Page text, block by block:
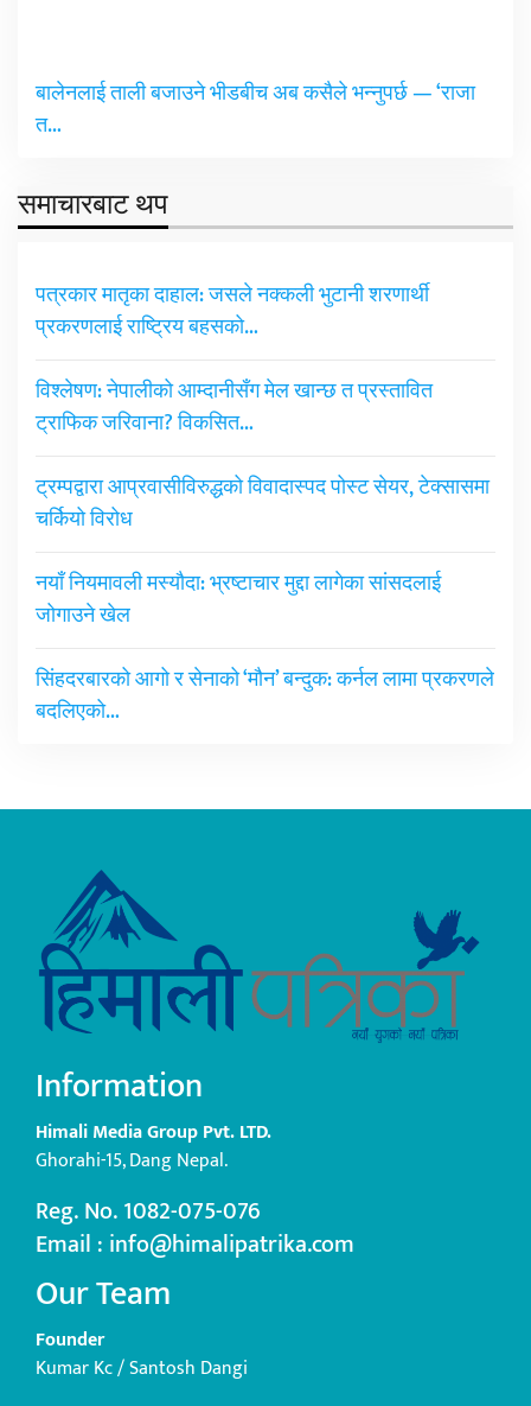
बालेनलाई ताली बजाउने भीडबीच अब कसैले भन्नुपर्छ — ‘राजा
त…
समाचारबाट थप
पत्रकार मातृका दाहाल: जसले नक्कली भुटानी शरणार्थी
प्रकरणलाई राष्ट्रिय बहसको…
विश्लेषण: नेपालीको आम्दानीसँग मेल खान्छ त प्रस्तावित
ट्राफिक जरिवाना? विकसित…
ट्रम्पद्वारा आप्रवासीविरुद्धको विवादास्पद पोस्ट सेयर, टेक्सासमा
चर्कियो विरोध
नयाँ नियमावली मस्यौदा: भ्रष्टाचार मुद्दा लागेका सांसदलाई
जोगाउने खेल
सिंहदरबारको आगो र सेनाको ‘मौन’ बन्दुक: कर्नल लामा प्रकरणले
बदलिएको…
Information
Himali Media Group Pvt. LTD.
Ghorahi-15, Dang Nepal.
Reg. No. 1082-075-076
Email : info@himalipatrika.com
Our Team
Founder
Kumar Kc / Santosh Dangi